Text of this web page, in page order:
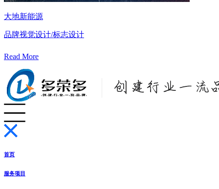
大地新能源
品牌视觉设计/标志设计
Read More
首页
服务项目